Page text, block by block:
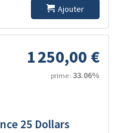
Ajouter
1 250,00 €
prime : 33.06%
25 Dollars